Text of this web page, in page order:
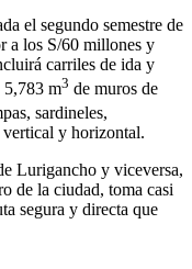
el segundo semestre de
a los S/60 millones y
carriles de ida y
5,783 m3 de muros de
sardineles,
vertical y horizontal.
Lurigancho y viceversa,
de la ciudad, toma casi
segura y directa que